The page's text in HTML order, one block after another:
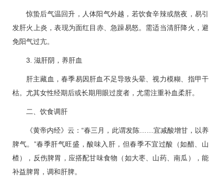
惊蛰后气温回升，人体阳气外越，若饮食辛辣或熬夜，易引
发肝火上炎，表现为面红目赤、急躁易怒。需适当清肝降火，避
免阳气过亢。
3. 滋肝阴，养肝血
肝主藏血，春季易因肝血不足导致头晕、视力模糊、指甲干
枯。尤其女性经期后或长期用眼过度者，尤需注重补血柔肝。
二、饮食调肝
《黄帝内经》云：“春三月，此谓发陈……宜减酸增甘，以养
脾气。”春季肝气旺盛，酸味入肝，但春季不宜过酸（如醋、山
楂），反伤脾胃，应搭配甘味食物（如大枣、山药、南瓜），能
补益脾胃，调和肝脾。